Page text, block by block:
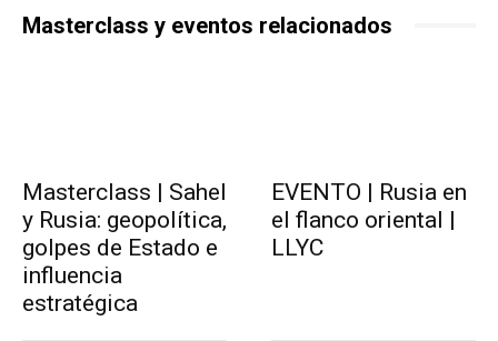
Masterclass y eventos relacionados
Masterclass | Sahel
y Rusia: geopolítica,
golpes de Estado e
influencia
estratégica
EVENTO | Rusia en
el flanco oriental |
LLYC